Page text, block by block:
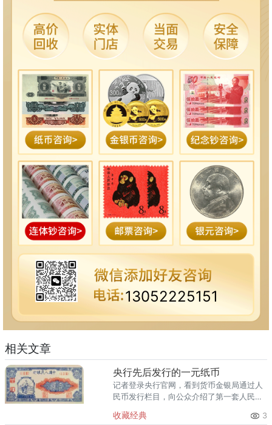
13052225151
相关文章
央行先后发行的一元纸币
记者登录央行官网，看到货币金银局通过人
民币发行栏目，向公众介绍了第一套人民币
括一元纸币。 第一套，1948年 第二
收藏经典 3